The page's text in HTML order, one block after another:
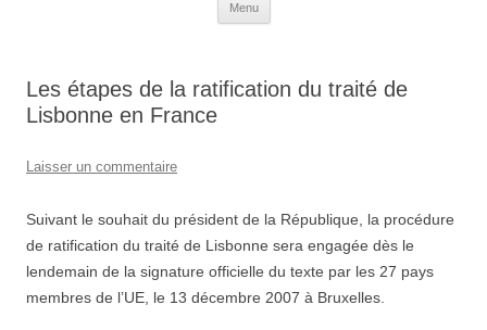
Menu
Les étapes de la ratification du traité de
Lisbonne en France
Laisser un commentaire
Suivant le souhait du président de la République, la procédure
de ratification du traité de Lisbonne sera engagée dès le
lendemain de la signature officielle du texte par les 27 pays
membres de l’UE, le 13 décembre 2007 à Bruxelles.